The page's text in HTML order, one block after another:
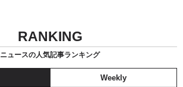
RANKING
ニュースの人気記事ランキング
Weekly